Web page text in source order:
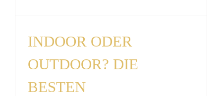
INDOOR ODER
OUTDOOR? DIE
BESTEN